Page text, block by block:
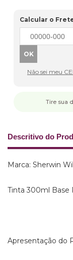
Calcular o
Não sei meu
Tire sua
Descritivo do
Marca: Sherwin
Tinta 300ml Base
Apresentação do